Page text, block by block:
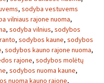
, sodyba vestuvems
vilniaus rajone nuoma,
, sodyba vilnius, sodybos
, sodybos kaune, sodybos
, sodybos kauno rajone nuoma,
rajone, sodybos molėtų
, sodybos nuoma kaune,
nuoma kauno rajone,